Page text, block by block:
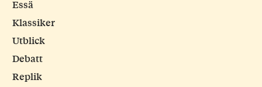
Essä
Klassiker
Utblick
Debatt
Replik